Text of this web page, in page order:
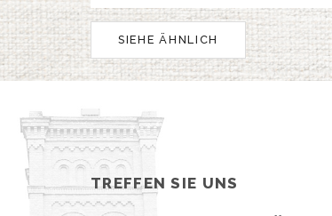
SIEHE ÄHNLICH
TREFFEN SIE UNS